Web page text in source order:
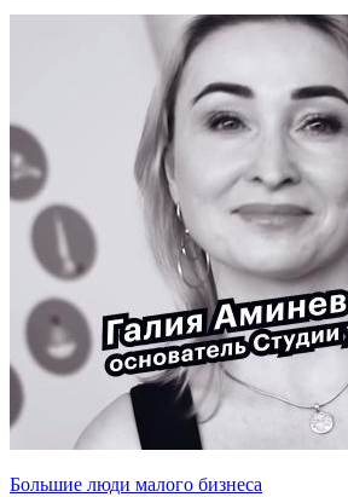
Большие люди малого бизнеса